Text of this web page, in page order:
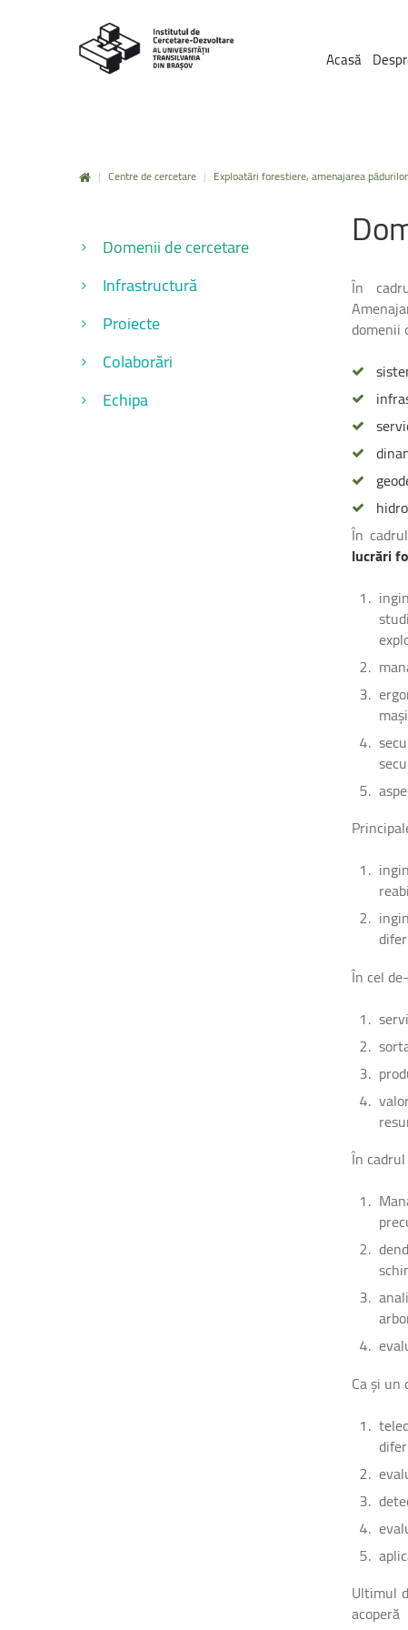
Acasă
| Centre de cercetare | Exploatări forestiere, amenajarea
Domenii de cercetare
Infrastructură
Proiecte
Colaborări
Echipa
În
domenii
În
lucrări
În cel
În
Ca și
Ultimul
acoperă